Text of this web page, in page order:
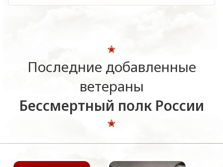
Последние добавленные
ветераны
Бессмертный полк России